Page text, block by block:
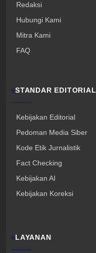
Redaksi
Hubungi Kami
Mitra Kami
FAQ
STANDAR EDITORIAL
Kebijakan Editorial
Pedoman Media Siber
Kode Etik Jurnalistik
Fact Checking
Kebijakan AI
Kebijakan Koreksi
LAYANAN